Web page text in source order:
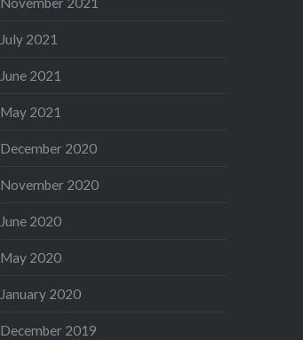
July 2021
June 2021
May 2021
December 2020
November 2020
June 2020
May 2020
January 2020
December 2019